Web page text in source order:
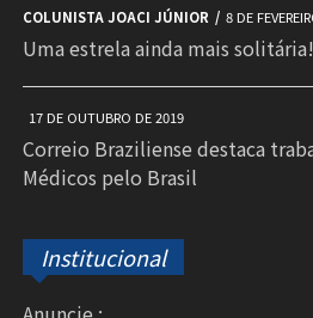
COLUNISTA JOACI JÚNIOR 8 DE
Uma estrela ainda mais solitária!
17 DE OUTUBRO DE 2019
Correio Braziliense destaca
Médicos pelo Brasil
Institucional